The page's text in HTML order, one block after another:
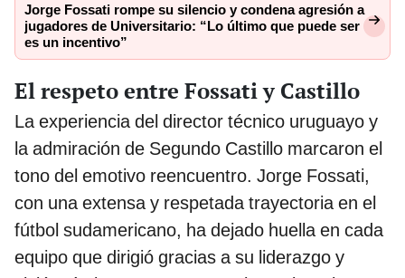
Jorge Fossati rompe su silencio y condena agresión a
jugadores de Universitario: “Lo último que puede ser
es un incentivo”
El respeto entre Fossati y Castillo
La experiencia del director técnico uruguayo y
la admiración de Segundo Castillo marcaron el
tono del emotivo reencuentro. Jorge Fossati,
con una extensa y respetada trayectoria en el
fútbol sudamericano, ha dejado huella en cada
equipo que dirigió gracias a su liderazgo y